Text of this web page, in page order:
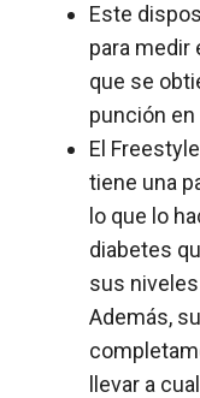
Este
para medir
que se
punción en
El
tiene una
lo que lo
diabetes
sus
Además,
llevar a